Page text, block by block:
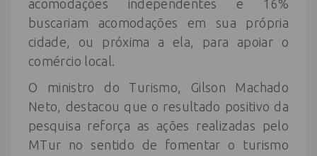
acomodações independentes e 16%
buscariam acomodações em sua própria
cidade, ou próxima a ela, para apoiar o
comércio local.
O ministro do Turismo, Gilson Machado
Neto, destacou que o resultado positivo da
pesquisa reforça as ações realizadas pelo
MTur no sentido de fomentar o turismo